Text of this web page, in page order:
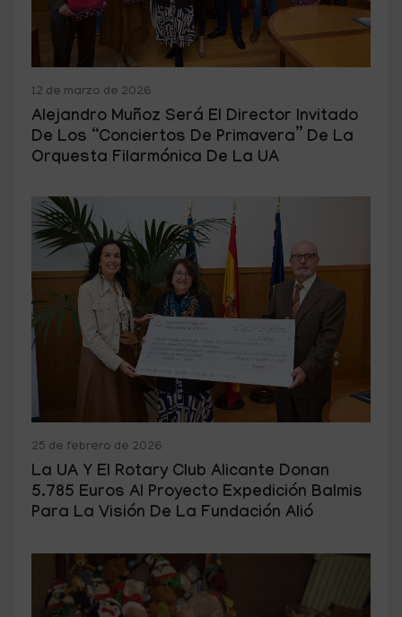
12 de marzo de 2026
Alejandro Muñoz Será El Director Invitado
De Los “Conciertos De Primavera” De La
Orquesta Filarmónica De La UA
25 de febrero de 2026
La UA Y El Rotary Club Alicante Donan
5.785 Euros Al Proyecto Expedición Balmis
Para La Visión De La Fundación Alió